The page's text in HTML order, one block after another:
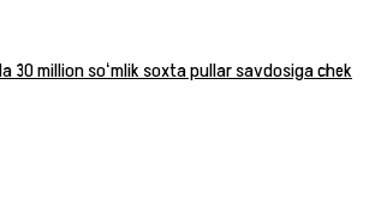
30 million soʻmlik soxta pullar savdosiga chek